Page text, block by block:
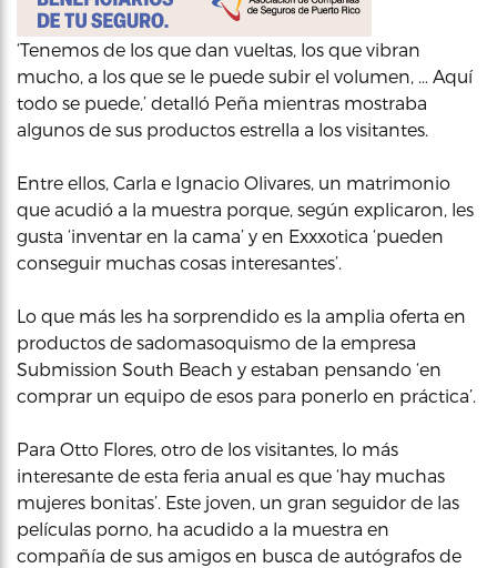
‘Tenemos de los que dan vueltas, los que vibran
mucho, a los que se le puede subir el volumen, … Aquí
todo se puede,’ detalló Peña mientras mostraba
algunos de sus productos estrella a los visitantes.
Entre ellos, Carla e Ignacio Olivares, un matrimonio
que acudió a la muestra porque, según explicaron, les
gusta ‘inventar en la cama’ y en Exxxotica ‘pueden
conseguir muchas cosas interesantes’.
Lo que más les ha sorprendido es la amplia oferta en
productos de sadomasoquismo de la empresa
Submission South Beach y estaban pensando ‘en
comprar un equipo de esos para ponerlo en práctica’.
Para Otto Flores, otro de los visitantes, lo más
interesante de esta feria anual es que ‘hay muchas
mujeres bonitas’. Este joven, un gran seguidor de las
películas porno, ha acudido a la muestra en
compañía de sus amigos en busca de autógrafos de